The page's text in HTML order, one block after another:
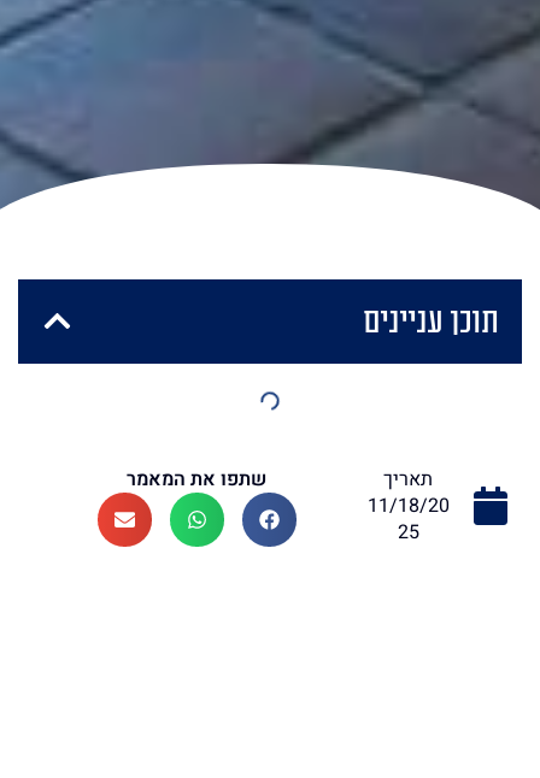
תוכן עניינים
תאריך
11/18/20
25
שתפו את המאמר